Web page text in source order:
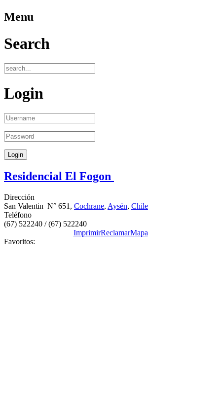
Menu
Search
Login
Residencial El Fogon
Dirección
San Valentin N° 651, Cochrane, Aysén, Chile
Teléfono
(67) 522240 / (67) 522240
ImprimirReclamarMapa
Favoritos: